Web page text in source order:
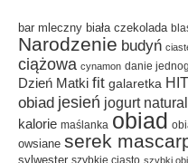
bar mleczny biała czekolada
Narodzenie budyń
ciążowa cynamon danie
Dzień Matki fit galaretka
obiad jesień jogurt
kalorie maślanka obiad
owsiane serek
sylwester szybkie ciasto szybki